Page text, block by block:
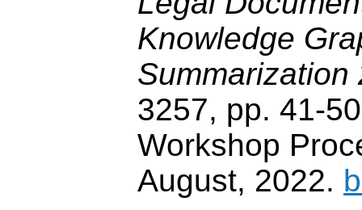
Knowledge
Summarization
3257, pp. 41-
Workshop
August, 2022.